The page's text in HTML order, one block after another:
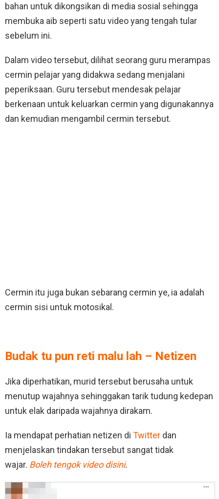
bahan untuk dikongsikan di media sosial sehingga
membuka aib seperti satu video yang tengah tular
sebelum ini.
Dalam video tersebut, dilihat seorang guru merampas
cermin pelajar yang didakwa sedang menjalani
peperiksaan. Guru tersebut mendesak pelajar
berkenaan untuk keluarkan cermin yang digunakannya
dan kemudian mengambil cermin tersebut.
Cermin itu juga bukan sebarang cermin ye, ia adalah
cermin sisi untuk motosikal.
Budak tu pun reti malu lah – Netizen
Jika diperhatikan, murid tersebut berusaha untuk
menutup wajahnya sehinggakan tarik tudung kedepan
untuk elak daripada wajahnya dirakam.
Ia mendapat perhatian netizen di Twitter dan
menjelaskan tindakan tersebut sangat tidak
wajar. Boleh tengok video disini.